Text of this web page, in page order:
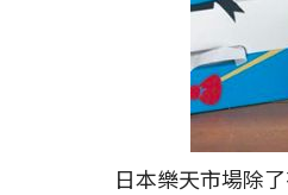
日本樂天市場除